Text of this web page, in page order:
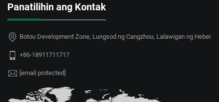
Panatilihin ang Kontak
Botou Development Zone, Lungsod ng Cangzhou, Lalawigan ng Hebei
+86-18911711717
[email protected]